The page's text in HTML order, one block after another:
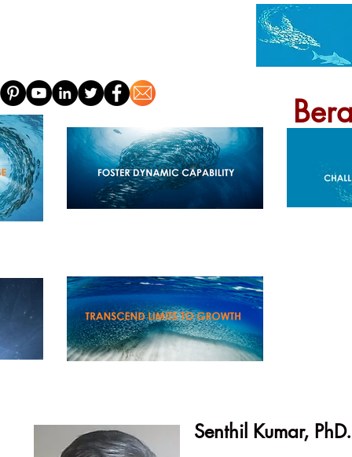
Senthil Kumar, PhD.